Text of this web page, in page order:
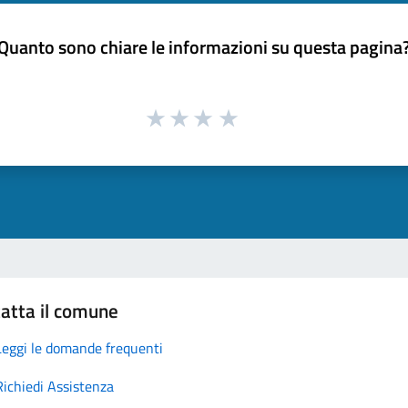
sono chiare le informazioni su questa
il comune
le domande frequenti
Assistenza